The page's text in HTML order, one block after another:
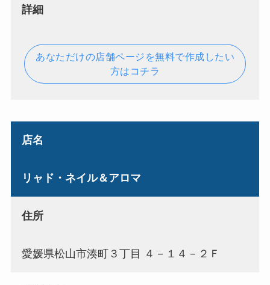
詳細
あなただけの店舗ページを無料で作成したい
方はコチラ
店名
リャド・ネイル＆アロマ
住所
愛媛県松山市湊町３丁目 ４－１４－２Ｆ